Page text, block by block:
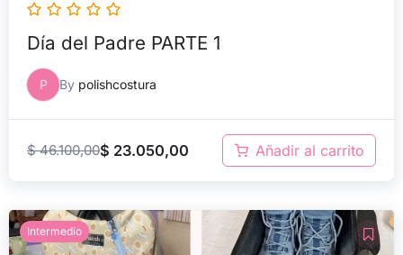
Día del Padre PARTE 1
P By polishcostura
$46.100,00$ 23.050,00 Añadir al carrito
Intermedio
El
precio
El
precio